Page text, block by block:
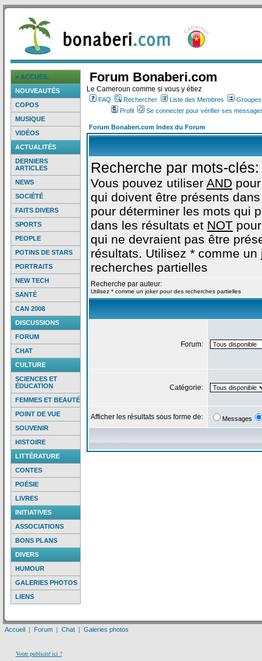
> ACCUEIL
NOUVEAUTÉS
COPOS
MUSIQUE
VIDÉOS
ACTUALITÉS
DERNIERS
ARTICLES
NEWS
SOCIÉTÉ
FAITS DIVERS
SPORTS
PEOPLE
POTINS DE STARS
PORTRAITS
NEW TECH
SANTÉ
CAN 2008
DISCUSSIONS
FORUM
CHAT
CULTURE
SCIENCES ET
ÉDUCATION
FEMMES ET BEAUTÉ
POINT DE VUE
SOUVENIR
HISTOIRE
LITTÉRATURE
CONTES
POÉSIE
LIVRES
INITIATIVES
ASSOCIATIONS
BONS PLANS
DIVERS
HUMOUR
GALERIES PHOTOS
LIENS
Forum Bonaberi.com
Le Cameroun comme si vous y étiez
FAQ Rechercher Liste des Membres
Profil
Se connecter pour vérifier ses
Forum Bonaberi.com Index du Forum
Recherche par mots-clés:
Vous pouvez utiliser AND
qui doivent être présents
pour déterminer les mots qui
dans les résultats et NOT
qui ne devraient pas être
résultats. Utilisez * comme un
recherches partielles
Recherche par auteur:
Utilisez * comme un joker pour des recherches partielles
Forum:
Catégorie:
Afficher les résultats sous forme de: Messages
Accueil | Forum | Chat | Galeries photos
Votre publicité ici ?